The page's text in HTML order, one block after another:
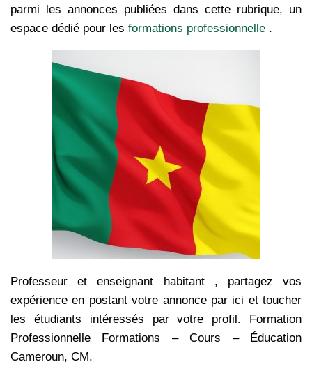
parmi les annonces publiées dans cette rubrique, un
espace dédié pour les formations professionnelle .
Professeur et enseignant habitant , partagez vos
expérience en postant votre annonce par ici et toucher
les étudiants intéressés par votre profil. Formation
Professionnelle Formations – Cours – Éducation
Cameroun, CM.